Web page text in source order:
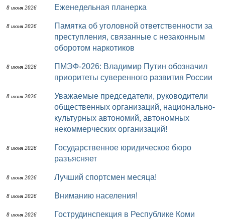
8 июня 2026 Еженедельная планерка
8 июня 2026
Памятка об уголовной ответственности за
преступления, связанные с незаконным
оборотом наркотиков
8 июня 2026
ПМЭФ-2026: Владимир Путин обозначил
приоритеты суверенного развития России
8 июня 2026
Уважаемые председатели, руководители
общественных организаций, национально-
культурных автономий, автономных
некоммерческих организаций!
8 июня 2026
Государственное юридическое бюро
разъясняет
8 июня 2026 Лучший спортсмен месяца!
8 июня 2026 Вниманию населения!
8 июня 2026
Гострудинспекция в Республике Коми